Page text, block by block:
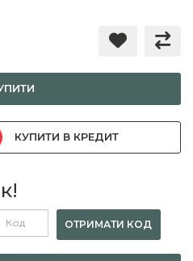
КУПИТИ В КРЕДИТ
ОТРИМАТИ КОД